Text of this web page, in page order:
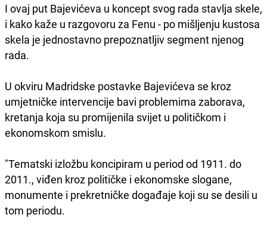
I ovaj put Bajevićeva u koncept svog rada stavlja skele,
i kako kaže u razgovoru za Fenu - po mišljenju kustosa
skela je jednostavno prepoznatljiv segment njenog
rada.
U okviru Madridske postavke Bajevićeva se kroz
umjetničke intervencije bavi problemima zaborava,
kretanja koja su promijenila svijet u političkom i
ekonomskom smislu.
"Tematski izložbu koncipiram u period od 1911. do
2011., viđen kroz političke i ekonomske slogane,
monumente i prekretničke događaje koji su se desili u
tom periodu.